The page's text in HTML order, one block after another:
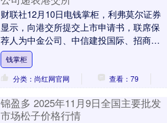
财联社12月10日电钱掌柜，利弗莫尔证券
显示，向港交所提交上市申请书，联席保
荐人为中金公司、中信建投国际、招商证
券国际。....
钱掌柜
分类：尚红网官网
查看：79
锦盈多 2025年11月9日全国主要批发
市场松子价格行情